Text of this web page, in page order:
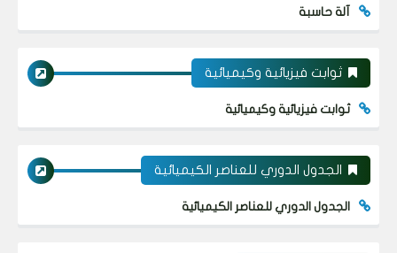
آلة حاسبة
ثوابت فيزيائية وكيميائية
ثوابت فيزيائية وكيميائية
الجدول الدوري للعناصر الكيميائية
الجدول الدوري للعناصر الكيميائية